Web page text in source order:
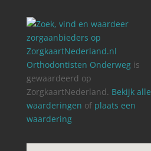
Orthodontisten Onderwegis
gewaardeerd op
ZorgkaartNederland. Bekijk alle
waarderingen of plaats een
waardering